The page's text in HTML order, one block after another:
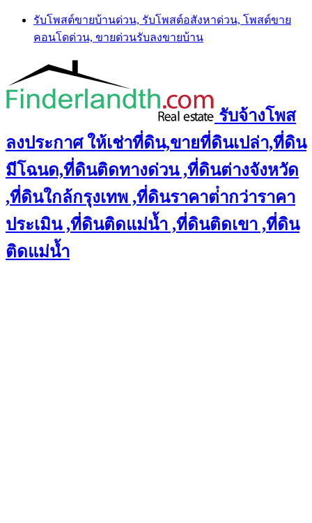
Skip
content
รับโพสต์ขายบ้านด่วน, รับโพสต์อสังหาด่วน, โพสต์ขาย
คอนโดด่วน, ขายด่วนรับลงขายบ้าน
รับจ้างโพส
ลงประกาศ ให้เช่าที่ดิน,ขายที่ดินเปล่า,ที่ดิน
มีโฉนด,ที่ดินติดทางด่วน ,ที่ดินต่างจังหวัด
,ที่ดินใกล้กรุงเทพ ,ที่ดินราคาต่ํากว่าราคา
ประเมิน ,ที่ดินติดแม่น้ำ ,ที่ดินติดเขา ,ที่ดิน
ติดแม่น้ำ